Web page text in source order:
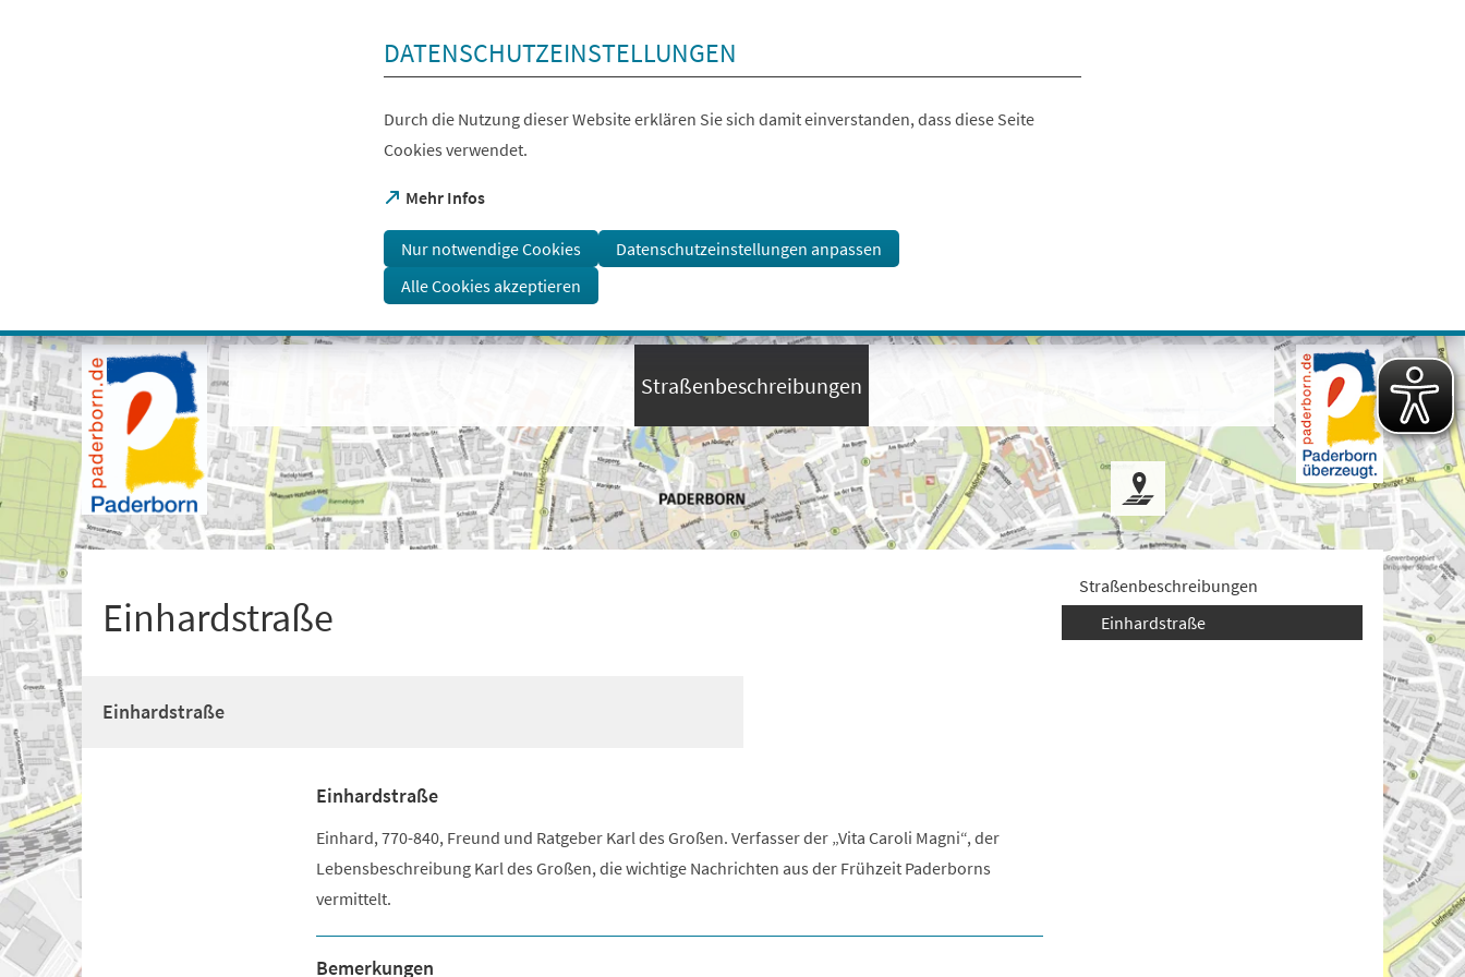
Visuelle
Assistenzsoftware
öffnen.
Mit
der
Tastatur
erreichbar
über
+
DATENSCHUTZEINSTELLUNGEN
Durch die Nutzung dieser Website erklären Sie sich damit einverstanden, dass diese Seite
Cookies verwendet.
Mehr Infos
(Öffnet
einem
neuen
Tab)
Nur notwendige Cookies
Datenschutzeinstellungen anpassen
Alle Cookies akzeptieren
Straßenbeschreibungen
Einhardstraße
Einhardstraße
Einhardstraße
Einhard, 770-840, Freund und Ratgeber Karl des Großen. Verfasser der „Vita Caroli Magni“, der
Lebensbeschreibung Karl des Großen, die wichtige Nachrichten aus der Frühzeit Paderborns
vermittelt.
Bemerkungen
Straßenbeschreibungen
Einhardstraße